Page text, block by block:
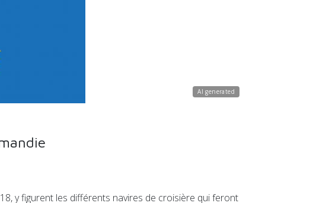
AI generated
y figurent les différents navires de croisière qui feront